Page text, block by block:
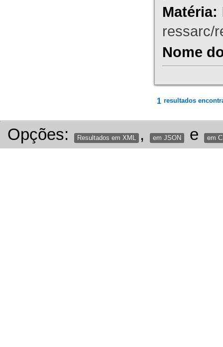
Matéria:
ressarc/
Nome
1 resultados
Opções: Resultados em XML , em JSON e em